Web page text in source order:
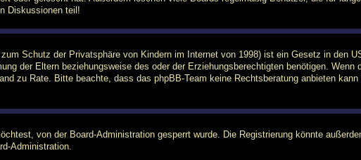
Diskussionen teil!
Schutz der Privatsphäre von Kindern im Internet von 1998) ist ein Gesetz in den
der Eltern beziehungsweise des oder der Erziehungsberechtigten benötigen.
zu Rate. Bitte beachte, dass das phpBB-Team keine Rechtsberatung anbieten
von der Board-Administration gesperrt wurde. Die Registrierung könnte
Administration.